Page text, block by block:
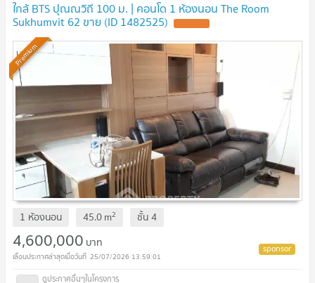
ใกล้ BTS ปุณณวิถี 100 ม. | คอนโด 1 ห้องนอน The Room
Sukhumvit 62 ขาย (ID 1482525)
Premium
1 ห้องนอน 45.0m2 ชั้น4
4,600,000 บาท
25/07/2026 13:59:01